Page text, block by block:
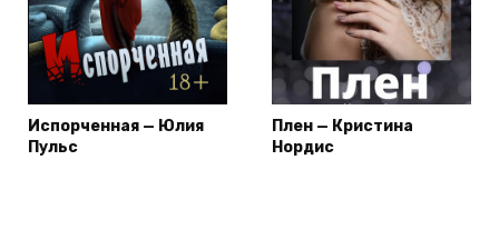
Испорченная — Юлия
Пульс
Плен — Кристина
Нордис